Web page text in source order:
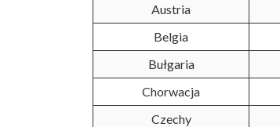
Austria
Belgia
Bułgaria
Chorwacja
Czechy